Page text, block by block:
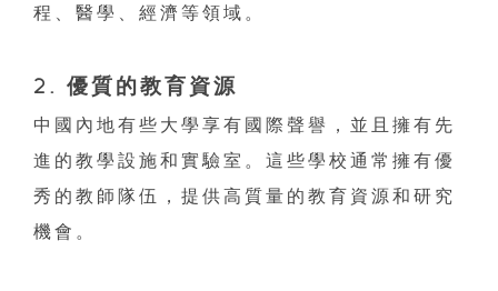
程、醫學、經濟等領域。
2. 優質的教育資源
中國內地有些大學享有國際聲譽，並且擁有先
進的教學設施和實驗室。這些學校通常擁有優
秀的教師隊伍，提供高質量的教育資源和研究
機會。